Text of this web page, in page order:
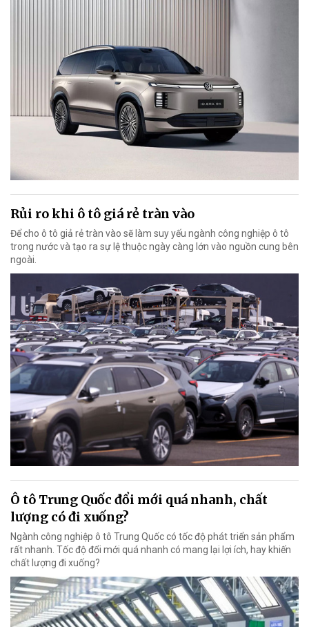
Rủi ro khi ô tô giá rẻ tràn vào
Để cho ô tô giả rẻ tràn vào sẽ làm suy yếu ngành công nghiệp ô tô
trong nước và tạo ra sự lệ thuộc ngày càng lớn vào nguồn cung bên
ngoài.
Ô tô Trung Quốc đổi mới quá nhanh, chất
lượng có đi xuống?
Ngành công nghiệp ô tô Trung Quốc có tốc độ phát triển sản phẩm
rất nhanh. Tốc độ đổi mới quá nhanh có mang lại lợi ích, hay khiến
chất lượng đi xuống?